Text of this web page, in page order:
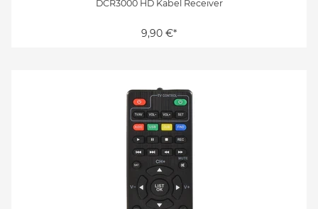
DCR3000 HD Kabel Receiver
9,90 €*